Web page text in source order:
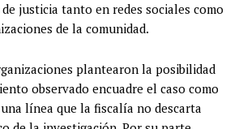
justicia tanto en redes sociales como
de la comunidad.
plantearon la posibilidad
observado encuadre el caso como
línea que la fiscalía no descarta